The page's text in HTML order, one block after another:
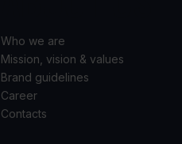
Who we are
Mission, vision & values
Brand guidelines
Career
Contacts